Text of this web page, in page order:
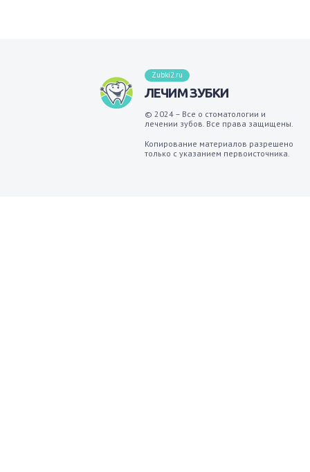
Zubki2.ru
ЛЕЧИМ ЗУБКИ
© 2024 – Все о стоматологии и
лечении зубов. Все права защищены.
Копирование материалов разрешено
только с указанием первоисточника.